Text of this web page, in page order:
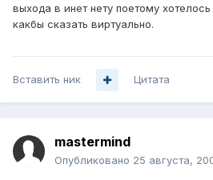
выхода в инет нету поетому
какбы сказать виртуально.
Вставить ник Цитата
mastermind
Опубликовано 25 августа,